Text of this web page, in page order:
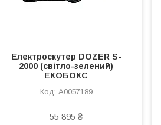
Електроcкутер DOZER S-
2000 (світло-зелений)
ЕКОБОКС
А0057189
55 895 ₴